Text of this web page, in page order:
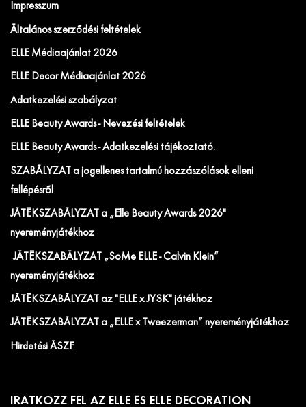
Impresszum
Általános szerződési feltételek
ELLE Médiaajánlat 2026
ELLE Decor Médiaajánlat 2026
Adatkezelési szabályzat
ELLE Beauty Awards - Nevezési feltételek
ELLE Beauty Awards - Adatkezelési tájékoztató.
SZABÁLYZAT a jogellenes tartalmú hozzászólások elleni
fellépésről
JÁTÉKSZABÁLYZAT a „Elle Beauty Awards 2026"
nyereményjátékhoz
JÁTÉKSZABÁLYZAT „SoMe ELLE - Calvin Klein”
nyereményjátékhoz
JÁTÉKSZABÁLYZAT az "ELLE x JYSK" játékhoz
JÁTÉKSZABÁLYZAT a „ELLE x Tweezerman” nyereményjátékhoz
Hirdetési ÁSZF
IRATKOZZ FEL AZ ELLE ÉS ELLE DECORATION